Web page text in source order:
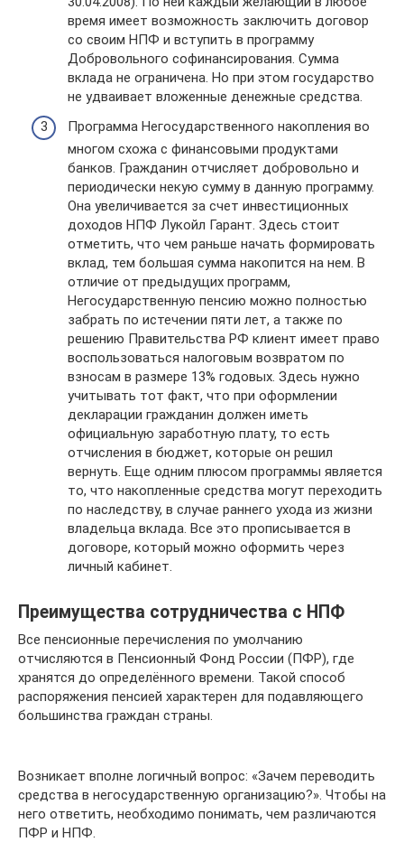
время имеет возможность заключить договор
со своим НПФ и вступить в программу
Добровольного софинансирования. Сумма
вклада не ограничена. Но при этом государство
не удваивает вложенные денежные средства.
Программа Негосударственного накопления во
многом схожа с финансовыми продуктами
банков. Гражданин отчисляет добровольно и
периодически некую сумму в данную программу.
Она увеличивается за счет инвестиционных
доходов НПФ Лукойл Гарант. Здесь стоит
отметить, что чем раньше начать формировать
вклад, тем большая сумма накопится на нем. В
отличие от предыдущих программ,
Негосударственную пенсию можно полностью
забрать по истечении пяти лет, а также по
решению Правительства РФ клиент имеет право
воспользоваться налоговым возвратом по
взносам в размере 13% годовых. Здесь нужно
учитывать тот факт, что при оформлении
декларации гражданин должен иметь
официальную заработную плату, то есть
отчисления в бюджет, которые он решил
вернуть. Еще одним плюсом программы является
то, что накопленные средства могут переходить
по наследству, в случае раннего ухода из жизни
владельца вклада. Все это прописывается в
договоре, который можно оформить через
личный кабинет.
Преимущества сотрудничества с НПФ
Все пенсионные перечисления по умолчанию
отчисляются в Пенсионный Фонд России (ПФР), где
хранятся до определённого времени. Такой способ
распоряжения пенсией характерен для подавляющего
большинства граждан страны.
Возникает вполне логичный вопрос: «Зачем переводить
средства в негосударственную организацию?». Чтобы на
него ответить, необходимо понимать, чем различаются
ПФР и НПФ.